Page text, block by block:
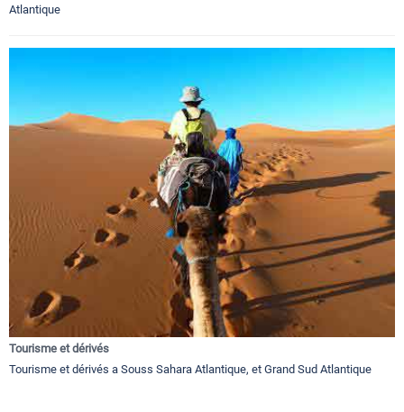
Atlantique
Tourisme et dérivés
Tourisme et dérivés a Souss Sahara Atlantique, et Grand Sud Atlantique